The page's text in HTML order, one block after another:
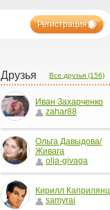
Регистрация
Все друзья (156)
Друзья
Иван Захарченко
zahar88
Ольга Давыдова/
Живага
olja-givaga
Кирилл Каприлянц
samyrai